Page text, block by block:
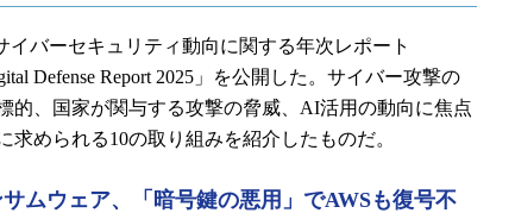
イバーセキュリティ動向に関する年次レポート
Defense Report 2025」を公開した。サイバー攻撃の
的、国家が関与する攻撃の脅威、AI活用の動向に焦点
求められる10の取り組みを紹介したものだ。
ムウェア、「暗号鍵の悪用」でAWSも復号不